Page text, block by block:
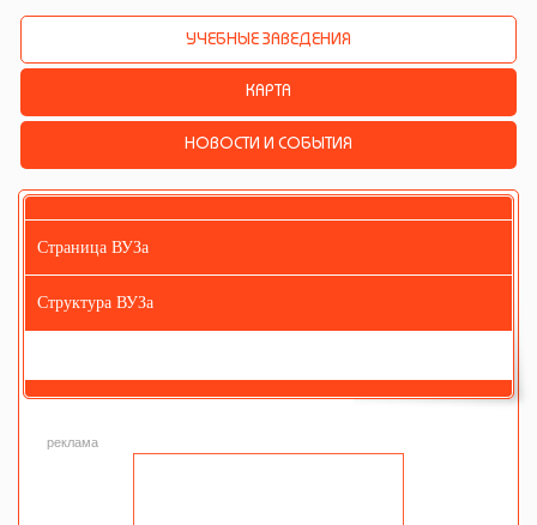
УЧЕБНЫЕ ЗАВЕДЕНИЯ
КАРТА
НОВОСТИ И СОБЫТИЯ
Страница ВУЗа
Структура ВУЗа
реклама